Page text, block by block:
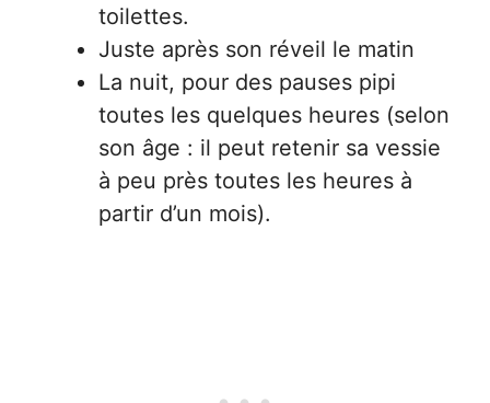
toilettes.
Juste après son réveil le matin
La nuit, pour des pauses pipi
toutes les quelques heures (selon
son âge : il peut retenir sa vessie
à peu près toutes les heures à
partir d’un mois).